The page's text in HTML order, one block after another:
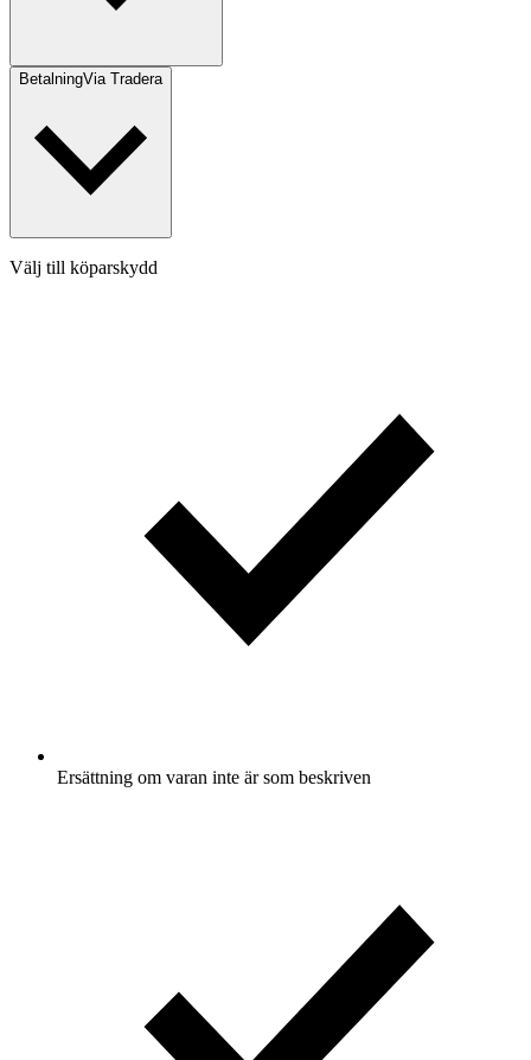
BetalningVia Tradera
Välj till köparskydd
Ersättning om varan inte är som beskriven